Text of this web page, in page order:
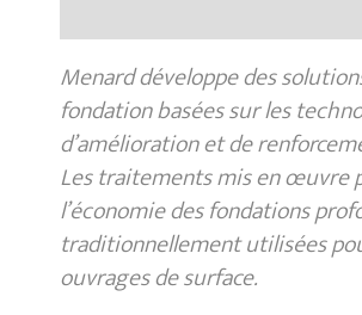
Menard développe des
fondation basées sur les
d’amélioration et de
Les traitements mis en œuvre
l’économie des fondations
traditionnellement utilisées
ouvrages de surface.